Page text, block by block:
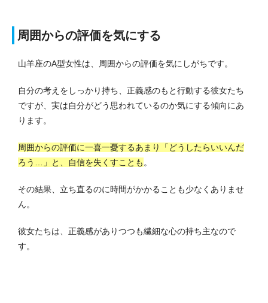
周囲からの評価を気にする
山羊座のA型女性は、周囲からの評価を気にしがちです。
自分の考えをしっかり持ち、正義感のもと行動する彼女たち
ですが、実は自分がどう思われているのか気にする傾向にあ
ります。
周囲からの評価に一喜一憂するあまり「どうしたらいいんだ
ろう…」と、自信を失くすことも。
その結果、立ち直るのに時間がかかることも少なくありませ
ん。
彼女たちは、正義感がありつつも繊細な心の持ち主なので
す。